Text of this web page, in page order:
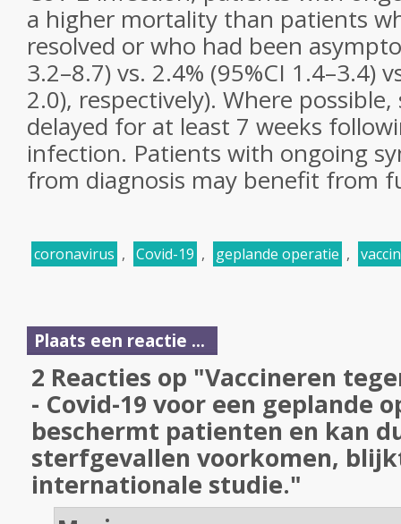
a higher mortality than patients
resolved or who had been
3.2–8.7) vs. 2.4% (95%CI 1.4–3.4)
2.0), respectively). Where
delayed for at least 7 weeks
infection. Patients with ongoing
from diagnosis may benefit from
coronavirus , Covid-19 , geplande operatie ,
Plaats een reactie ...
2 Reacties op "Vaccineren
- Covid-19 voor een geplande
beschermt patienten en kan
sterfgevallen voorkomen,
internationale studie."